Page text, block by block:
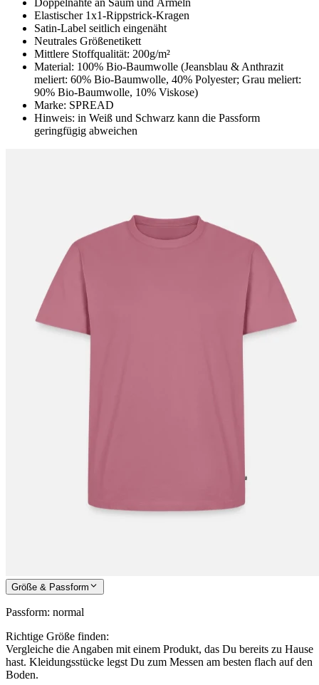
Doppelnähte an Saum und Ärmeln
Elastischer 1x1-Rippstrick-Kragen
Satin-Label seitlich eingenäht
Neutrales Größenetikett
Mittlere Stoffqualität: 200g/m²
Material: 100% Bio-Baumwolle (Jeansblau & Anthrazit
meliert: 60% Bio-Baumwolle, 40% Polyester; Grau meliert:
90% Bio-Baumwolle, 10% Viskose)
Marke: SPREAD
Hinweis: in Weiß und Schwarz kann die Passform
geringfügig abweichen
Größe & Passform
Passform: normal
Richtige Größe finden:
Vergleiche die Angaben mit einem Produkt, das Du bereits zu Hause
hast. Kleidungsstücke legst Du zum Messen am besten flach auf den
Boden.